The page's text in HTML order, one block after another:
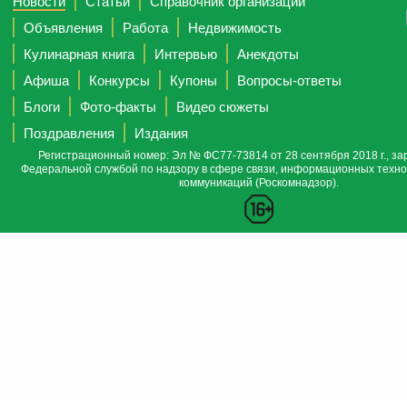
Объявления
Работа
Недвижимость
Кулинарная книга
Интервью
Анекдоты
Афиша
Конкурсы Купоны
Вопросы-ответы
Блоги
Фото-факты
Видео сюжеты
Поздравления
Издания
Регистрационный номер: Эл № ФС77-73814 от 28 сентября 2018 г.,
Федеральной службой по надзору в сфере связи, информационных
коммуникаций (Роскомнадзор).